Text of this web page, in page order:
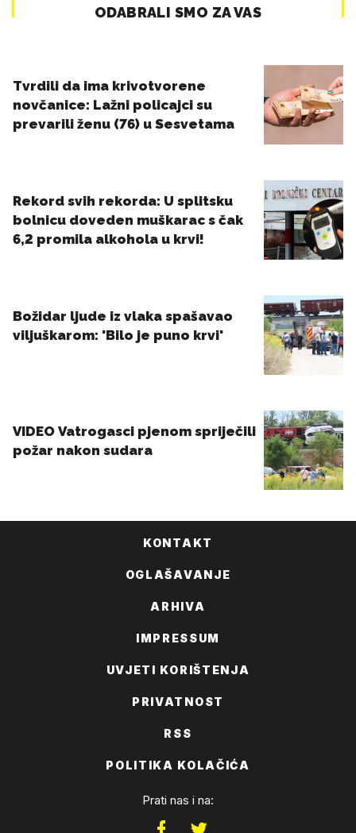
KONTAKT
OGLAŠAVANJE
ARHIVA
IMPRESSUM
UVJETI KORIŠTENJA
PRIVATNOST
RSS
POLITIKA KOLAČIĆA
Prati nas i na: